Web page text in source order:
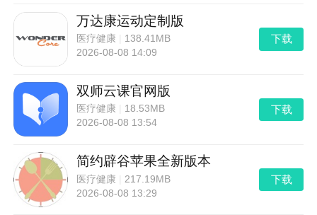
万达康运动定制版
医疗健康
138.41MB
2026-08-08 14:09
下载
双师云课官网版
医疗健康
18.53MB
2026-08-08 13:54
下载
简约辟谷苹果全新版本
医疗健康
217.19MB
2026-08-08 13:29
下载